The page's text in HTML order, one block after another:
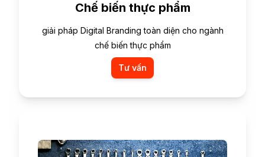
Chế biến thực phẩm
giải pháp Digital Branding toàn diện cho ngành
chế biến thực phẩm
Tư vấn